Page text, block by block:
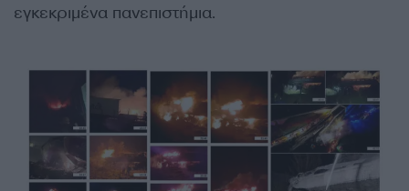
εγκεκριμένα πανεπιστήμια.